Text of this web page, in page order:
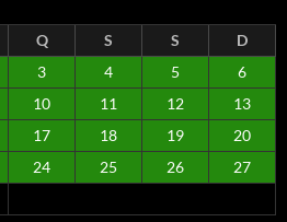
Q S S
D
3 4 5
6
10 11 12
13
17 18 19
20
24 25 26
27